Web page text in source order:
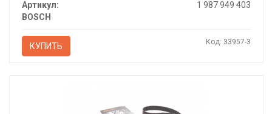
Артикул:
1 987 949 403
BOSCH
КУПИТЬ Код: 33957-3